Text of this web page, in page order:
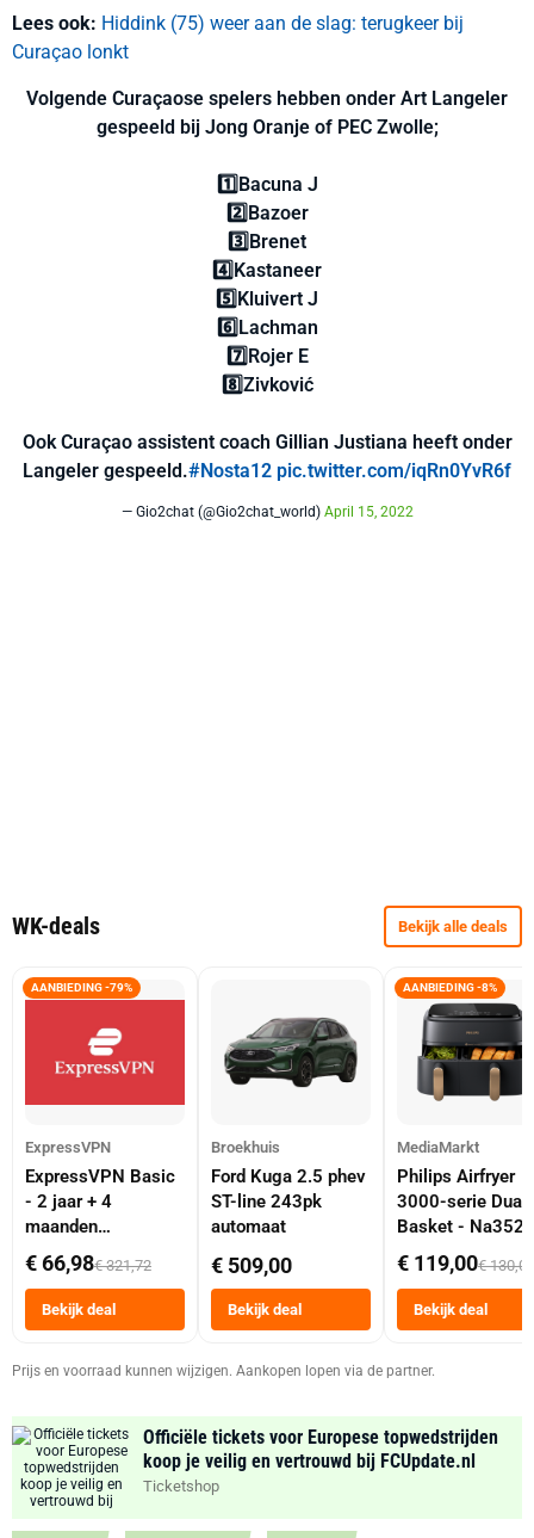
Lees ook: Hiddink (75) weer aan de slag: terugkeer bij
Curaçao lonkt
Volgende Curaçaose spelers hebben onder Art Langeler
gespeeld bij Jong Oranje of PEC Zwolle;
1️⃣Bacuna J
2️⃣Bazoer
3️⃣Brenet
4️⃣Kastaneer
5️⃣Kluivert J
6️⃣Lachman
7️⃣Rojer E
8️⃣Zivković
Ook Curaçao assistent coach Gillian Justiana heeft onder
Langeler gespeeld.#Nosta12 pic.twitter.com/iqRn0YvR6f
— Gio2chat (@Gio2chat_world) April 15, 2022
WK-deals Bekijk alle deals
AANBIEDING -79%
ExpressVPN
ExpressVPN Basic
- 2 jaar + 4
maanden
abonnement
€ 66,98€ 321,72
Bekijk deal
Broekhuis
Ford Kuga 2.5 phev
ST-line 243pk
automaat
€ 509,00
Bekijk deal
AANBIEDING -8%
MediaMarkt
Philips Airfryer
3000-serie Dual
Basket -
Dubbele Mand 9
Tot 6 Personen
Heteluchtfriteuse
Zwart
€ 119,00€ 130,00
Bekijk deal
Prijs en voorraad kunnen wijzigen. Aankopen lopen via de partner.
Officiële tickets voor Europese topwedstrijden
koop je veilig en vertrouwd bij FCUpdate.nl
Ticketshop